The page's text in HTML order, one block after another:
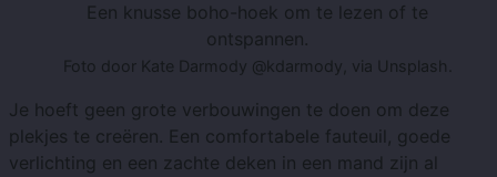
Een knusse boho-hoek om te lezen of te
ontspannen.
Foto door Kate Darmody @kdarmody, via Unsplash.
Je hoeft geen grote verbouwingen te doen om deze
plekjes te creëren. Een comfortabele fauteuil, goede
verlichting en een zachte deken in een mand zijn al